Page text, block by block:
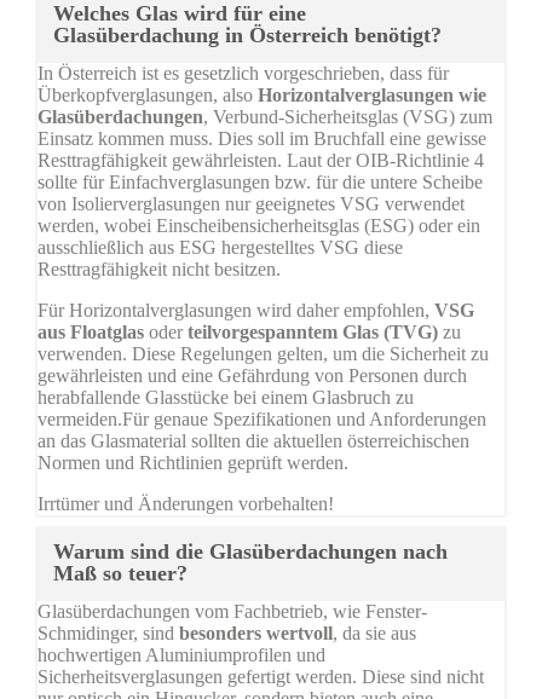
Welches Glas wird für eine
Glasüberdachung in Österreich benötigt?
In Österreich ist es gesetzlich vorgeschrieben, dass für
Überkopfverglasungen, also Horizontalverglasungen wie
Glasüberdachungen, Verbund-Sicherheitsglas (VSG) zum
Einsatz kommen muss. Dies soll im Bruchfall eine gewisse
Resttragfähigkeit gewährleisten. Laut der OIB-Richtlinie 4
sollte für Einfachverglasungen bzw. für die untere Scheibe
von Isolierverglasungen nur geeignetes VSG verwendet
werden, wobei Einscheibensicherheitsglas (ESG) oder ein
ausschließlich aus ESG hergestelltes VSG diese
Resttragfähigkeit nicht besitzen.
Für Horizontalverglasungen wird daher empfohlen, VSG
aus Floatglas oderteilvorgespanntem Glas (TVG) zu
verwenden. Diese Regelungen gelten, um die Sicherheit zu
gewährleisten und eine Gefährdung von Personen durch
herabfallende Glasstücke bei einem Glasbruch zu
vermeiden.Für genaue Spezifikationen und Anforderungen
an das Glasmaterial sollten die aktuellen österreichischen
Normen und Richtlinien geprüft werden.
Irrtümer und Änderungen vorbehalten!
Warum sind die Glasüberdachungen nach
Maß so teuer?
Glasüberdachungen vom Fachbetrieb, wie Fenster-
Schmidinger, sind besonders wertvoll, da sie aus
hochwertigen Aluminiumprofilen und
Sicherheitsverglasungen gefertigt werden. Diese sind nicht